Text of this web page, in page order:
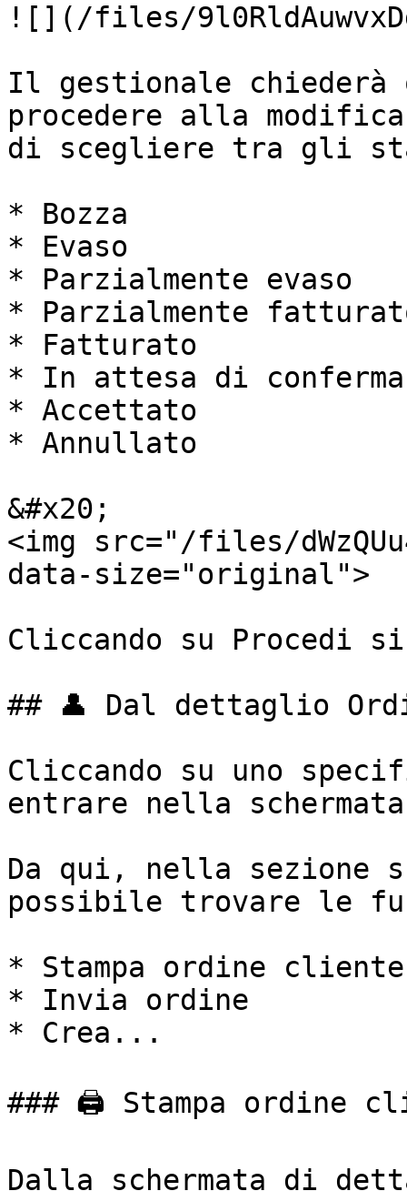
![](/files/
Il gestionale chiederà
procedere alla
di scegliere tra gli
* Bozza
* Evaso
* Parzialmente evaso
* Parzialmente
* Fatturato
* In attesa di conferma
* Accettato
* Annullato
&#x20;
<img src="/files/
data-size="original">
Cliccando su Procedi
## 👤 Dal dettaglio
Cliccando su uno
entrare nella
Da qui, nella sezione
possibile trovare le
* Stampa ordine cliente
* Invia ordine
* Crea...
### 🖨️ Stampa ordine
Dalla schermata di